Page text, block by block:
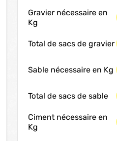
Gravier nécessaire en
Kg
Total de sacs de gravier
Sable nécessaire en Kg
Total de sacs de sable
Ciment nécessaire en
Kg